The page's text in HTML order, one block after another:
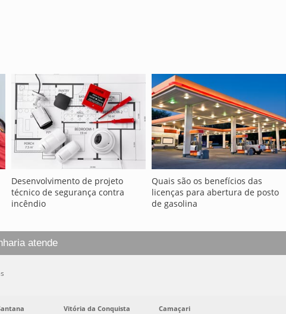
Desenvolvimento de projeto
técnico de segurança contra
incêndio
Quais são os benefícios das
licenças para abertura de posto
de gasolina
atende
Vitória da Conquista
Camaçari